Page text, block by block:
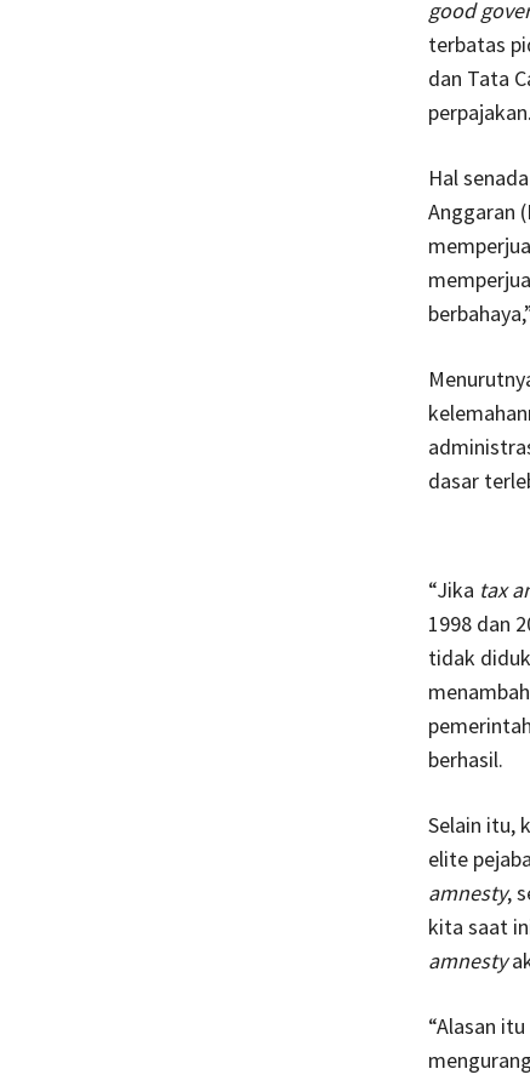
good
terbatas
dan Tata
perpajakan.
Hal
Anggaran
dasar
“Jika tax
1998 dan
tidak
berhasil.
Selain itu,
elite
amnesty,
kita saat
amnesty
“Alasan